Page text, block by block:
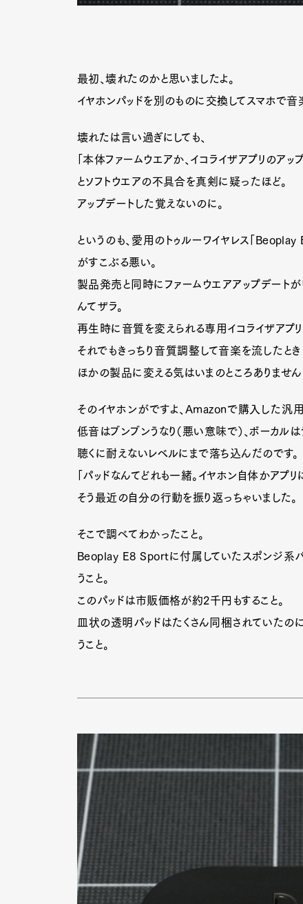
最初、壊れたのかと思いましたよ。
イヤホンパッドを別のものに交換してスマホで音
壊れたは言い過ぎにしても、
「本体ファームウエアか、イコライザアプリのアッ
とソフトウエアの不具合を真剣に疑ったほど。
アップデートした覚えないのに。
というのも、愛用のトゥルーワイヤレス「
がすこぶる悪い。
製品発売と同時にファームウエアアップデートが
んてザラ。
再生時に音質を変えられる専用イコライザアプ
それでもきっちり音質調整して音楽を流したとき
ほかの製品に変える気はいまのところありません
そのイヤホンがですよ、Amazonで購入した汎
低音はブンブンうなり（悪い意味で）、ボーカル
聴くに耐えないレベルにまで落ち込んだのです。
「パッドなんてどれも一緒。イヤホン自体かアプ
そう最近の自分の行動を振り返っちゃいました。
そこで調べてわかったこと。
Beoplay E8 Sportに付属していたスポンジ系パ
うこと。
このパッドは市販価格が約2千円もすること。
皿状の透明パッドはたくさん同梱されていたの
うこと。